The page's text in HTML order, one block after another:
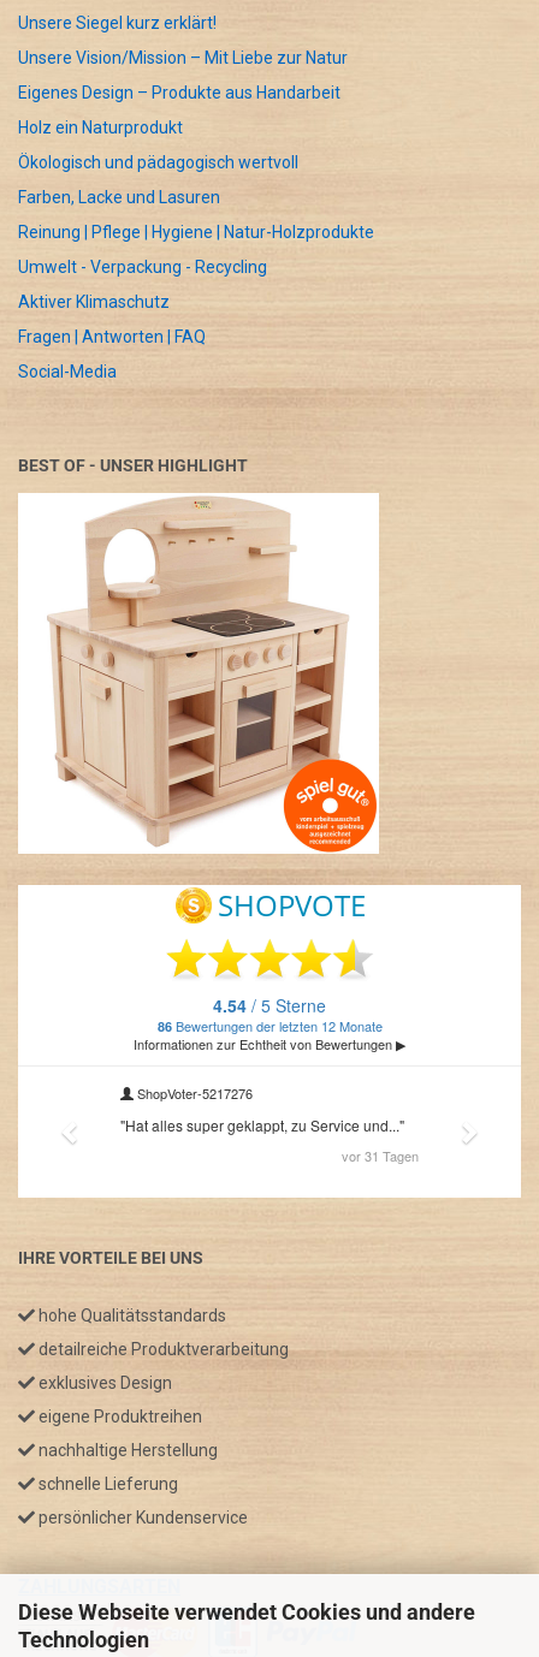
Diese Webseite verwendet Cookies und andere
Technologien
Unsere Siegel kurz erklärt!
Unsere Vision/Mission – Mit Liebe zur Natur
Eigenes Design – Produkte aus Handarbeit
Holz ein Naturprodukt
Ökologisch und pädagogisch wertvoll
Farben, Lacke und Lasuren
Reinung | Pflege | Hygiene | Natur-Holzprodukte
Umwelt - Verpackung - Recycling
Aktiver Klimaschutz
Fragen | Antworten | FAQ
Social-Media
BEST OF - UNSER HIGHLIGHT
IHRE VORTEILE BEI UNS
hohe Qualitätsstandards
detailreiche Produktverarbeitung
exklusives Design
eigene Produktreihen
nachhaltige Herstellung
schnelle Lieferung
persönlicher Kundenservice